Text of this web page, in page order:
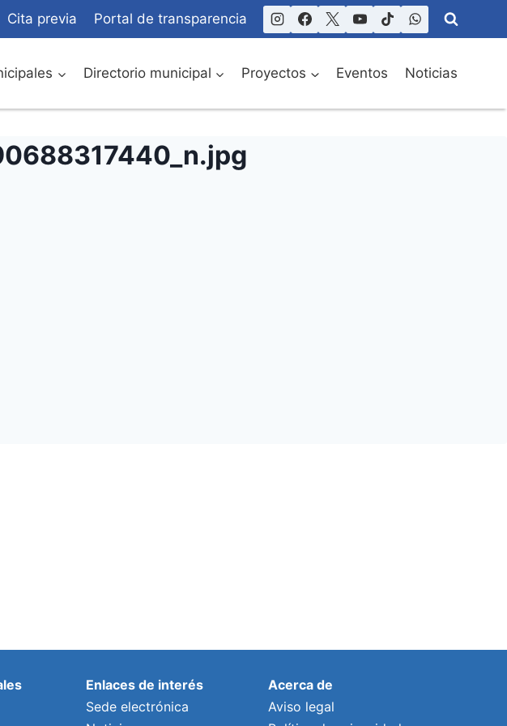
Cita previa Portal de transparencia
Directorio municipal Proyectos Eventos Noticias
Enlaces de interés
Sede electrónica
Acerca de
Aviso legal